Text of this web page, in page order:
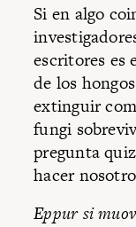
Si en algo
escritores es
de los
extinguir
fungi
pregunta
hacer
Eppur si